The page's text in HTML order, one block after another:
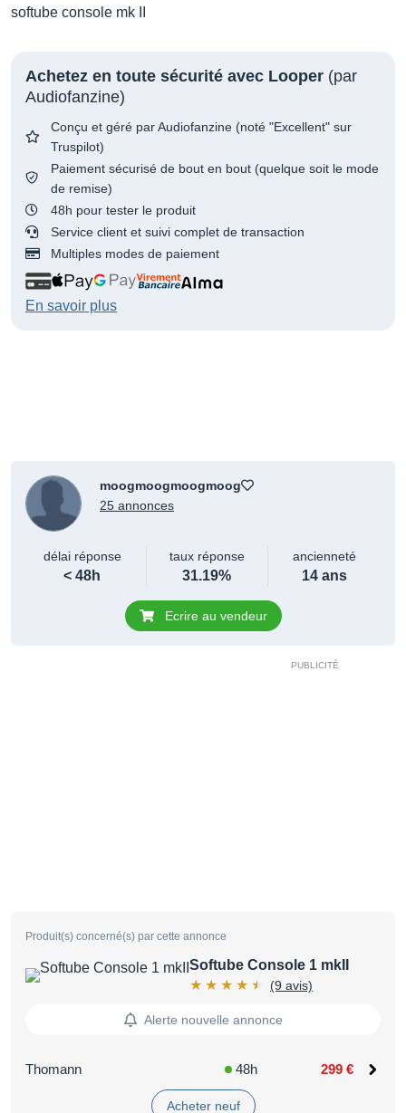
softube console mk II
Achetez en toute sécurité avec Looper (par
Audiofanzine)
Conçu et géré par Audiofanzine (noté "Excellent" sur
Truspilot)
Paiement sécurisé de bout en bout (quelque soit le mode
de remise)
48h pour tester le produit
Service client et suivi complet de transaction
Multiples modes de paiement
En savoir plus
moogmoogmoogmoog
25 annonces
délai réponse
< 48h
taux réponse
31.19%
ancienneté
14 ans
Ecrire au vendeur
Produit(s) concerné(s) par cette annonce
Softube Console 1 mkII
(9 avis)
Alerte nouvelle annonce
Thomann 48h 299 €
Acheter neuf